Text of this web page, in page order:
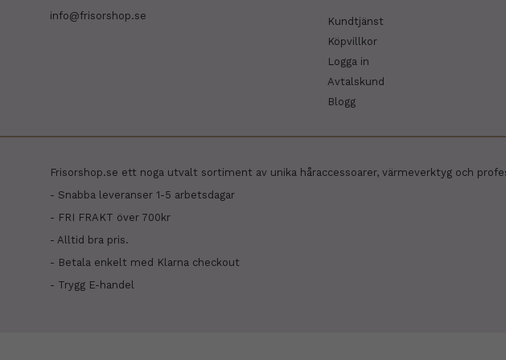
info@frisorshop.se
Kundtjänst
Köpvillkor
Logga in
Avtalskund
Blogg
Frisorshop.se ett noga utvalt sortiment av unika håraccessoarer, värmeverktyg och
- Snabba leveranser 1-5 arbetsdagar
- FRI FRAKT över 700kr
- Alltid bra pris.
- Betala enkelt med Klarna checkout
- Trygg E-handel